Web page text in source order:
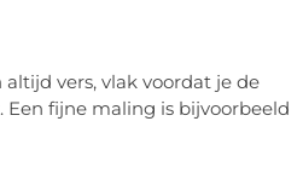
vers, vlak voordat je de
fijne maling is bijvoorbeeld